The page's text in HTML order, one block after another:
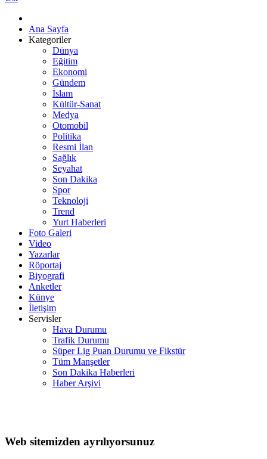
Ana Sayfa
Kategoriler
Dünya
Eğitim
Ekonomi
Gündem
İslam
Kültür-Sanat
Medya
Otomobil
Politika
Resmi İlan
Sağlık
Seyahat
Son Dakika
Spor
Teknoloji
Trend
Yurt Haberleri
Foto Galeri
Video
Yazarlar
Röportaj
Biyografi
Anketler
Künye
İletişim
Servisler
Hava Durumu
Trafik Durumu
Süper Lig Puan Durumu ve Fikstür
Tüm Manşetler
Son Dakika Haberleri
Haber Arşivi
Web sitemizden ayrılıyorsunuz